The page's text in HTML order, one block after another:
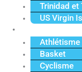
Trinidad et
US Virgin
Athlétisme
Basket
Cyclisme